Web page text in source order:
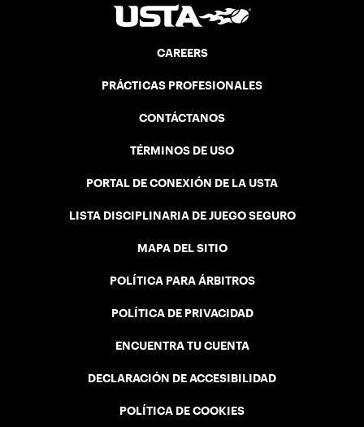
CAREERS
PRÁCTICAS PROFESIONALES
CONTÁCTANOS
TÉRMINOS DE USO
PORTAL DE CONEXIÓN DE LA USTA
LISTA DISCIPLINARIA DE JUEGO SEGURO
MAPA DEL SITIO
POLÍTICA PARA ÁRBITROS
POLÍTICA DE PRIVACIDAD
ENCUENTRA TU CUENTA
DECLARACIÓN DE ACCESIBILIDAD
POLÍTICA DE COOKIES